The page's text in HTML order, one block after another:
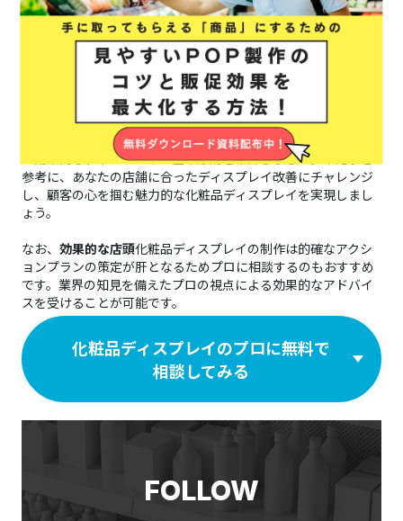
まとめ：効果的な店頭化粧品ディス
プレイで売上アップを目指そう
この記事では、店頭で化粧品を魅力的に展示するための重要性
と効果的なディスプレイの基本原則を紹介しました。本記事を
参考に、あなたの店舗に合ったディスプレイ改善にチャレンジ
し、顧客の心を掴む魅力的な化粧品ディスプレイを実現しまし
ょう。
なお、 効果的な店頭化粧品ディスプレイの制作は的確なアクシ
ョンプランの策定が肝となるためプロに相談するのもおすすめ
です。業界の知見を備えたプロの視点による効果的なアドバイ
スを受けることが可能です。
化粧品ディスプレイのプロに無料で
相談してみる
FOLLOW